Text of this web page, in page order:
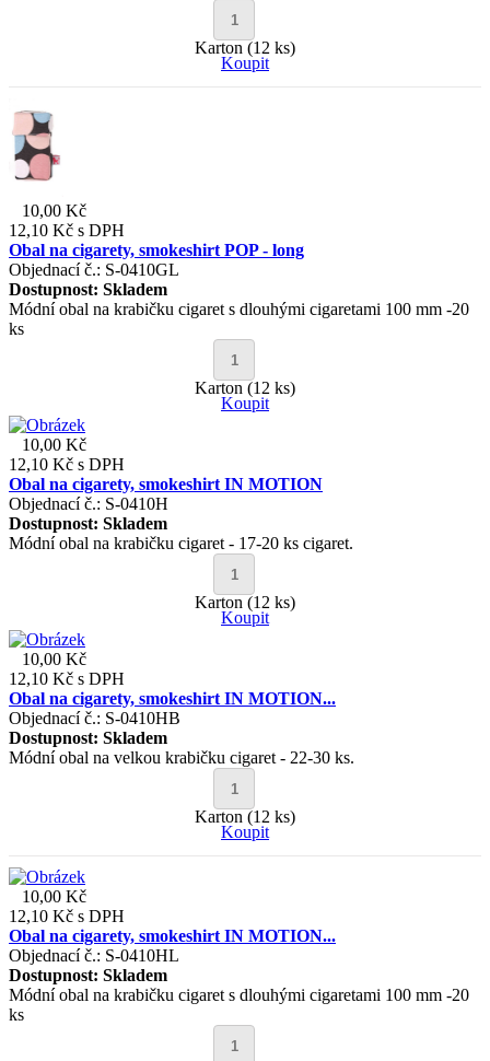
Karton (12 ks)
Koupit
10,00 Kč
12,10 Kč s DPH
Obal na cigarety, smokeshirt POP - long
Objednací č.: S-0410GL
Dostupnost: Skladem
Módní obal na krabičku cigaret s dlouhými cigaretami 100 mm -20
ks
Karton (12 ks)
Koupit
10,00 Kč
12,10 Kč s DPH
Obal na cigarety, smokeshirt IN MOTION
Objednací č.: S-0410H
Dostupnost: Skladem
Módní obal na krabičku cigaret - 17-20 ks cigaret.
Karton (12 ks)
Koupit
10,00 Kč
12,10 Kč s DPH
Obal na cigarety, smokeshirt IN MOTION...
Objednací č.: S-0410HB
Dostupnost: Skladem
Módní obal na velkou krabičku cigaret - 22-30 ks.
Karton (12 ks)
Koupit
10,00 Kč
12,10 Kč s DPH
Obal na cigarety, smokeshirt IN MOTION...
Objednací č.: S-0410HL
Dostupnost: Skladem
Módní obal na krabičku cigaret s dlouhými cigaretami 100 mm -20
ks